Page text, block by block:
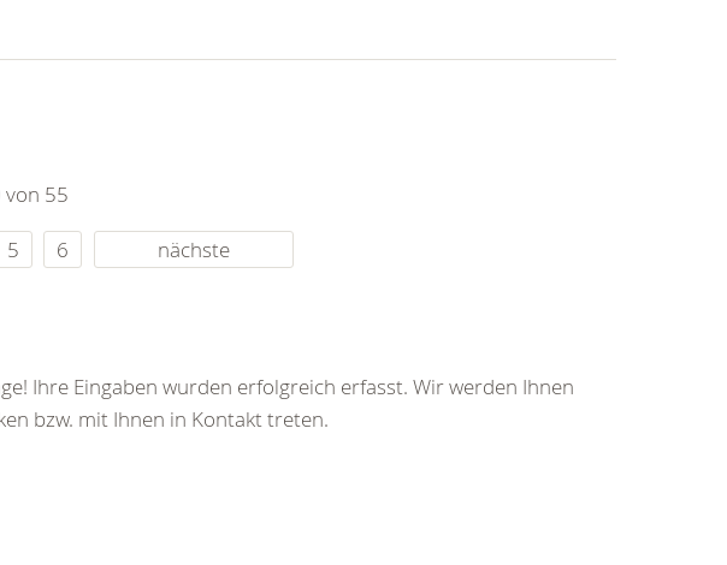
von 55
5 6 nächste
Ihre Eingaben wurden erfolgreich erfasst. Wir werden Ihnen
bzw. mit Ihnen in Kontakt treten.